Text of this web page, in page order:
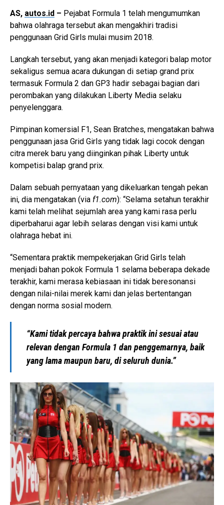
AS, autos.id – Pejabat Formula 1 telah mengumumkan
bahwa olahraga tersebut akan mengakhiri tradisi
penggunaan Grid Girls mulai musim 2018.
Langkah tersebut, yang akan menjadi kategori balap motor
sekaligus semua acara dukungan di setiap grand prix
termasuk Formula 2 dan GP3 hadir sebagai bagian dari
perombakan yang dilakukan Liberty Media selaku
penyelenggara.
Pimpinan komersial F1, Sean Bratches, mengatakan bahwa
penggunaan jasa Grid Girls yang tidak lagi cocok dengan
citra merek baru yang diinginkan pihak Liberty untuk
kompetisi balap grand prix.
Dalam sebuah pernyataan yang dikeluarkan tengah pekan
ini, dia mengatakan (via f1.com): “Selama setahun terakhir
kami telah melihat sejumlah area yang kami rasa perlu
diperbaharui agar lebih selaras dengan visi kami untuk
olahraga hebat ini.
“Sementara praktik mempekerjakan Grid Girls telah
menjadi bahan pokok Formula 1 selama beberapa dekade
terakhir, kami merasa kebiasaan ini tidak beresonansi
dengan nilai-nilai merek kami dan jelas bertentangan
dengan norma sosial modern.
“Kami tidak percaya bahwa praktik ini sesuai atau
relevan dengan Formula 1 dan penggemarnya, baik
yang lama maupun baru, di seluruh dunia.”